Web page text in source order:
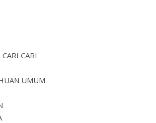
CARI
UMUM